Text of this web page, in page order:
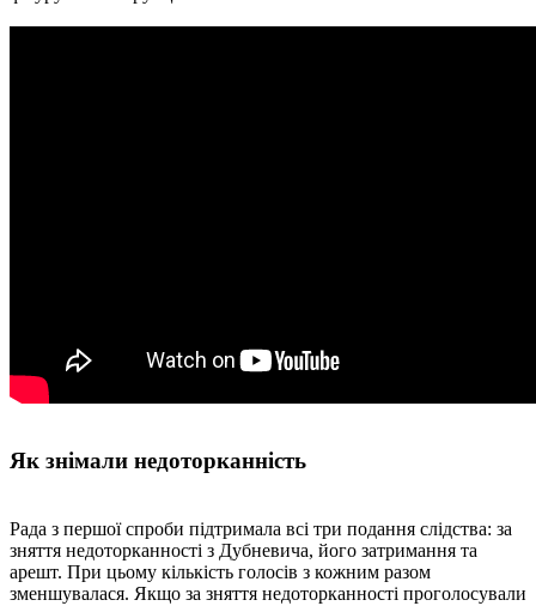
Як знімали недоторканність
Рада з першої спроби підтримала всі три подання слідства: за
зняття недоторканності з Дубневича, його затримання та
арешт. При цьому кількість голосів з кожним разом
зменшувалася. Якщо за зняття недоторканності проголосували